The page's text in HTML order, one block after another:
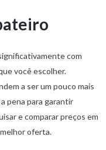
com
você escolher.
a ser um pouco mais
pena para garantir
e comparar preços em
oferta.